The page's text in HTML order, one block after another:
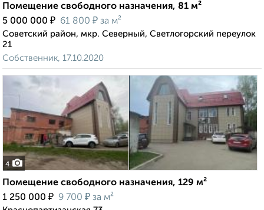
Помещение свободного назначения, 81 м²
5 000 000 ₽ 61 800 ₽ за м²
Советский район, мкр. Северный, Светлогорский переулок
21
Собственник, 17.10.2020
4
Помещение свободного назначения, 129 м²
1 250 000 ₽ 9 700 ₽ за м²